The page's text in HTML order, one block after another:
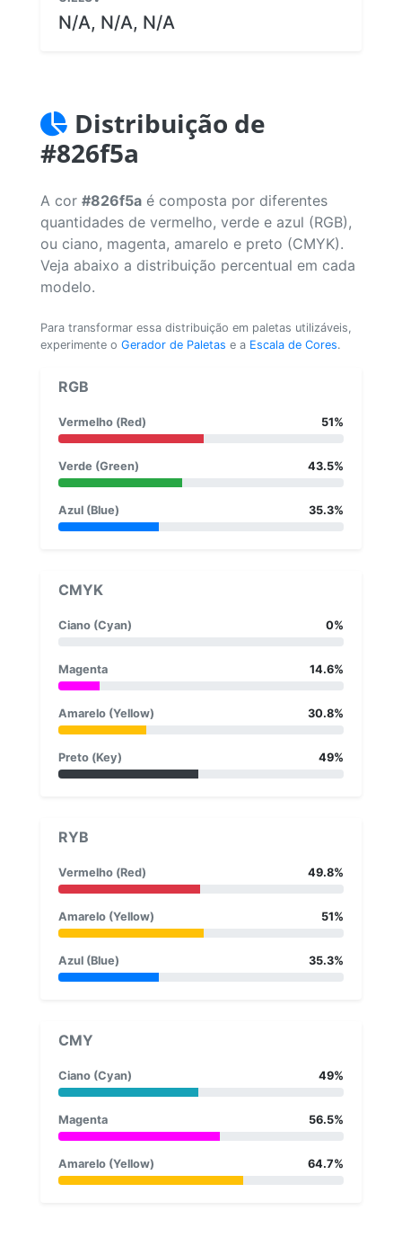
N/A, N/A, N/A
Distribuição de
#826f5a
A cor #826f5a é composta por diferentes
quantidades de vermelho, verde e azul (RGB),
ou ciano, magenta, amarelo e preto (CMYK).
Veja abaixo a distribuição percentual em cada
modelo.
Para transformar essa distribuição em paletas utilizáveis,
experimente o Gerador de Paletas e a Escala de Cores.
RGB
Vermelho (Red) 51%
Verde (Green) 43.5%
Azul (Blue) 35.3%
CMYK
Ciano (Cyan) 0%
Magenta 14.6%
Amarelo (Yellow) 30.8%
Preto (Key) 49%
RYB
Vermelho (Red) 49.8%
Amarelo (Yellow) 51%
Azul (Blue) 35.3%
CMY
Ciano (Cyan) 49%
Magenta 56.5%
Amarelo (Yellow) 64.7%